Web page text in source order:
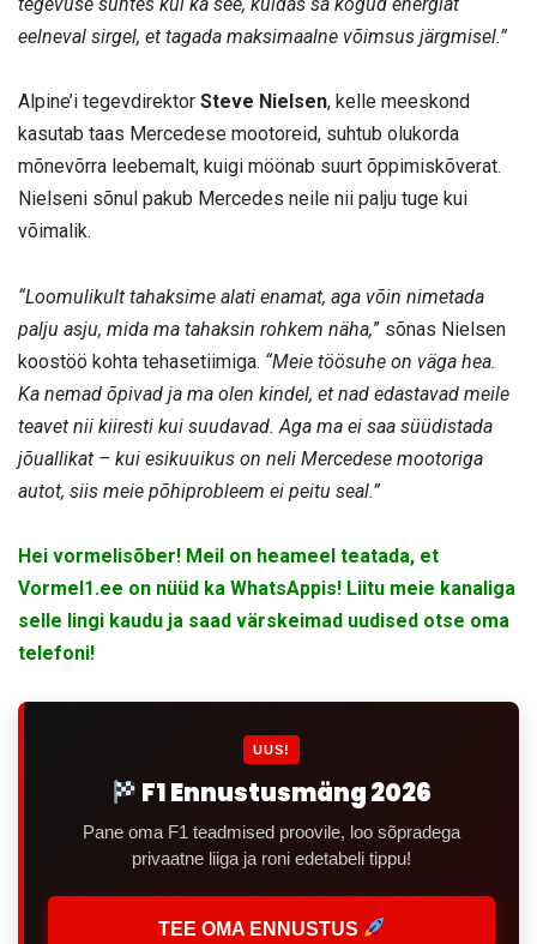
eelneval sirgel, et tagada maksimaalne võimsus järgmisel.”
Alpine’i tegevdirektor Steve Nielsen, kelle meeskond
kasutab taas Mercedese mootoreid, suhtub olukorda
mõnevõrra leebemalt, kuigi möönab suurt õppimiskõverat.
Nielseni sõnul pakub Mercedes neile nii palju tuge kui
võimalik.
“Loomulikult tahaksime alati enamat, aga võin nimetada
palju asju, mida ma tahaksin rohkem näha,” sõnas Nielsen
koostöö kohta tehasetiimiga. “Meie töösuhe on väga hea.
Ka nemad õpivad ja ma olen kindel, et nad edastavad meile
teavet nii kiiresti kui suudavad. Aga ma ei saa süüdistada
jõuallikat – kui esikuuikus on neli Mercedese mootoriga
autot, siis meie põhiprobleem ei peitu seal.”
Hei vormelisõber! Meil on heameel teatada, et
Vormel1.ee on nüüd ka WhatsAppis! Liitu meie kanaliga
selle lingi kaudu ja saad värskeimad uudised otse oma
telefoni!
UUS!
F1 Ennustusmäng 2026
Pane oma F1 teadmised proovile, loo sõpradega
privaatne liiga ja roni edetabeli tippu!
TEE OMA ENNUSTUS